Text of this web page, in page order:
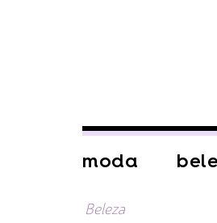
moda
Beleza